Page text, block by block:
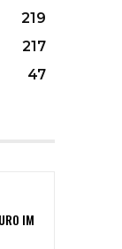
219
217
47
IM